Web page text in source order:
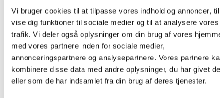
Vi bruger cookies til at tilpasse vores indhold og annoncer,
vise dig funktioner til sociale medier og til at analysere vores
trafik. Vi deler også oplysninger om din brug af vores
med vores partnere inden for sociale medier,
annonceringspartnere og analysepartnere. Vores partnere
kombinere disse data med andre oplysninger, du har givet
eller som de har indsamlet fra din brug af deres tjenester.
Grøn Mellemret
KILDEVAND ELLER POSTEVAND?